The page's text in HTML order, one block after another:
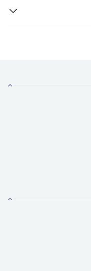
آن در محیطی خشک و